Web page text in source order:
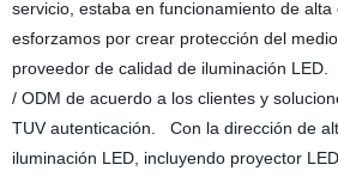
servicio, estaba en funcionamiento de
esforzamos por crear protección del
proveedor de calidad de iluminación
/ ODM de acuerdo a los clientes y
TUV autenticación. Con la dirección de
iluminación LED, incluyendo proyector